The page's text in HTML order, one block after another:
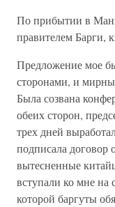
По прибытии в
правителем Барги,
Предложение мое
сторонами, и
Была созвана
обеих сторон,
трех дней
подписала договор
вытесненные
вступали ко мне на
которой баргуты